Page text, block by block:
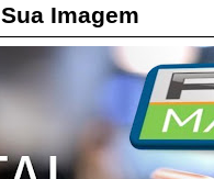
Imagem